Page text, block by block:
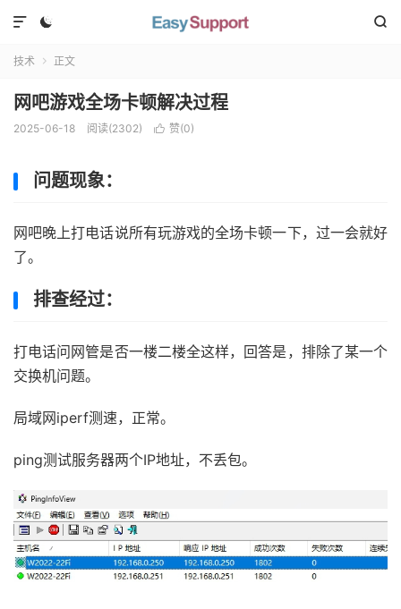
 

技术  正文
网吧游戏全场卡顿解决过程
2025-06-18 阅读(2302)  赞(0)
问题现象：
网吧晚上打电话说所有玩游戏的全场卡顿一下，过一会就好
了。
排查经过：
打电话问网管是否一楼二楼全这样，回答是，排除了某一个
交换机问题。
局域网iperf测速，正常。
ping测试服务器两个IP地址，不丢包。